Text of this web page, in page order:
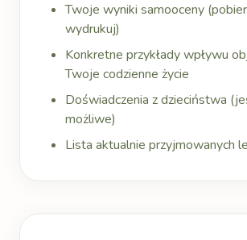
Twoje wyniki samooceny
wydrukuj)
Konkretne przykłady wpływu
Twoje codzienne życie
Doświadczenia z dzieciństwa
możliwe)
Lista aktualnie przyjmowanych